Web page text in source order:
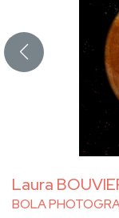
Laura
BOLA